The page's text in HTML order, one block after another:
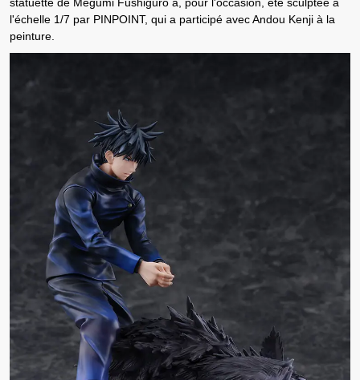
l'échelle 1/7 par PINPOINT, qui a participé avec Andou Kenji à la
peinture.